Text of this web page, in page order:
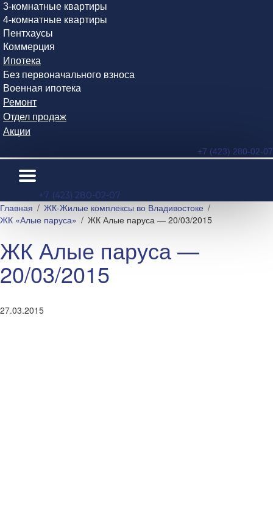
3-комнатные квартиры
4-комнатные квартиры
Пентхаусы
Коммерция
Ипотека
Без первоначального взноса
Военная ипотека
Ремонт
Отдел продаж
Акции
+7 (423) 280-02-07
+7 (423) 280-02-07
Главная
ЖК-Жилые комплексы во Владивостоке
ЖК «Алые паруса»
ЖК Алые паруса — 20/03/2015
ЖК Алые паруса —
20/03/2015
27.03.2015